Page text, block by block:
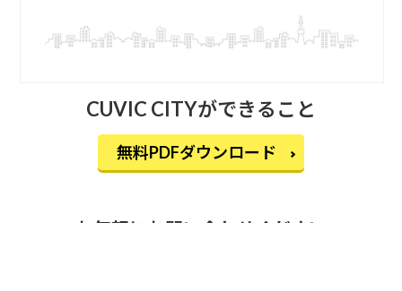
CUVIC CITYができること
無料PDFダウンロード
お気軽にお問い合わせください